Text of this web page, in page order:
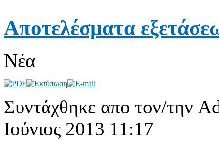
Αποτελέσματα
Νέα
Συντάχθηκε απο τον/την
Ιούνιος 2013 11:17